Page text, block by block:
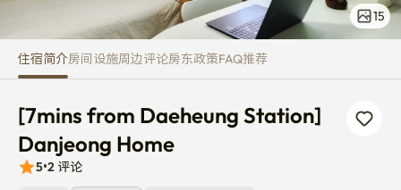
15
住宿简介房间设施周边评论房东政策FAQ推荐
[7mins from Daeheung Station]
Danjeong Home
5•2 评论